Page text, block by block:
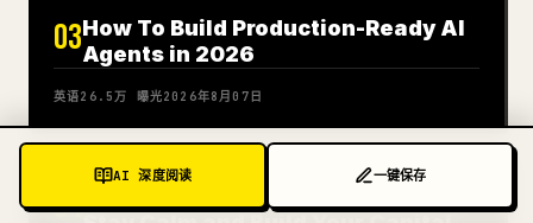
AI 深度阅读 一键保存
03How To Build Production-Ready AI
Agents in 2026
英语26.5万 曝光2026年8月07日
04